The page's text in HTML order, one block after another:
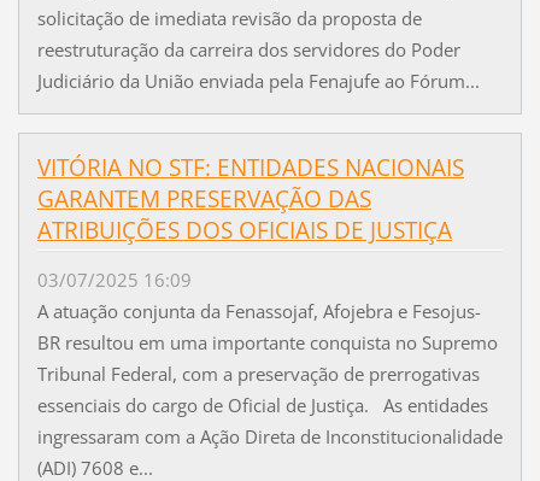
solicitação de imediata revisão da proposta de
reestruturação da carreira dos servidores do Poder
Judiciário da União enviada pela Fenajufe ao Fórum...
VITÓRIA NO STF: ENTIDADES NACIONAIS
GARANTEM PRESERVAÇÃO DAS
ATRIBUIÇÕES DOS OFICIAIS DE JUSTIÇA
03/07/2025 16:09
A atuação conjunta da Fenassojaf, Afojebra e Fesojus-
BR resultou em uma importante conquista no Supremo
Tribunal Federal, com a preservação de prerrogativas
essenciais do cargo de Oficial de Justiça. As entidades
ingressaram com a Ação Direta de Inconstitucionalidade
(ADI) 7608 e...